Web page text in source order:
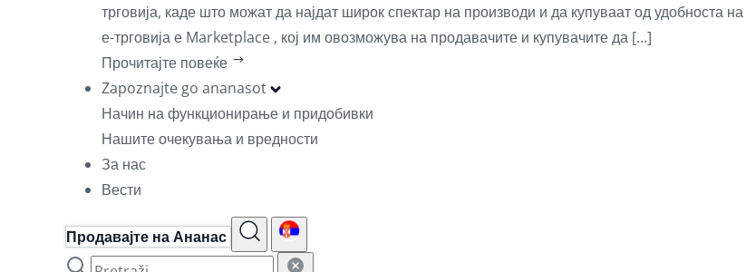
трговија, каде што можат да најдат широк спектар на производи и да купуваат од удобноста
е-трговија е Marketplace , кој им овозможува на продавачите и купувачите да […]
Прочитајте повеќе
Zapoznajte go ananasot
Начин на функционирање и придобивки
Нашите очекувања и вредности
За нас
Вести
Продавајте на Ананас